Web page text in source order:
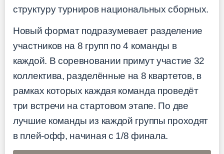
структуру турниров национальных сборных.
Новый формат подразумевает разделение
участников на 8 групп по 4 команды в
каждой. В соревновании примут участие 32
коллектива, разделённые на 8 квартетов, в
рамках которых каждая команда проведёт
три встречи на стартовом этапе. По две
лучшие команды из каждой группы проходят
в плей-офф, начиная с 1/8 финала.